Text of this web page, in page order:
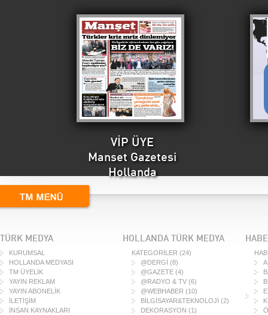
VİP ÜYE
Manset Gazetesi
Hollanda
TÜRK MEDYA
KURUMSAL
HOLLANDA MEDYASI
TM ÜYELİK
YAYIN REKLAM
YAYIN ABONELİK
İLETİŞİM
İNSAN KAYNAKLARI
HOLLANDA TÜRK MEDYA
KATEGORİLER (24)
@DERGİ (8)
@GAZETE (4)
@RADYO & TV (6)
@WEBHABER (10)
BİLGİSAYAR&TEKNOLOJİ (2)
DEKORASYON (1)